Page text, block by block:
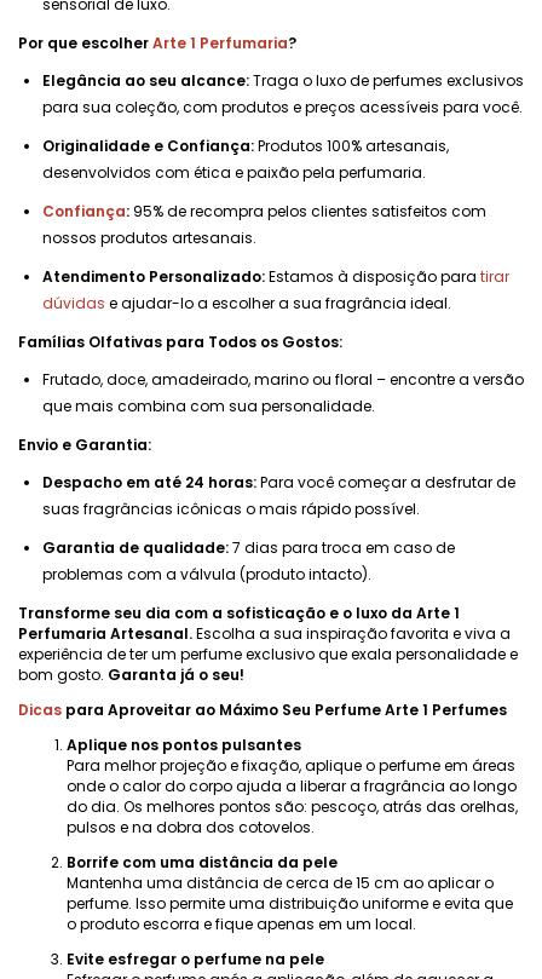
sensorial de luxo.
Por que escolherArte 1 Perfumaria?
Elegância ao seu alcance:Traga o luxo de perfumes exclusivos
para sua coleção, com produtos e preços acessíveis para você.
Originalidade e Confiança:Produtos 100% artesanais,
desenvolvidos com ética e paixão pela perfumaria.
Confiança: 95% de recompra pelos clientes satisfeitos com
nossos produtos artesanais.
Atendimento Personalizado:Estamos à disposição para tirar
dúvidas e ajudar-lo a escolher a sua fragrância ideal.
Famílias Olfativas para Todos os Gostos:
Frutado, doce, amadeirado, marino ou floral – encontre a versão
que mais combina com sua personalidade.
Envio e Garantia:
Despacho em até 24 horas:Para você começar a desfrutar de
suas fragrâncias icônicas o mais rápido possível.
Garantia de qualidade:7 dias para troca em caso de
problemas com a válvula (produto intacto).
Transforme seu dia com a sofisticação e o luxo da Arte 1
Perfumaria Artesanal.Escolha a sua inspiração favorita e viva a
experiência de ter um perfume exclusivo que exala personalidade e
bom gosto. Garanta já o seu!
Dicas para Aproveitar ao Máximo Seu Perfume Arte 1 Perfumes
Aplique nos pontos pulsantes
Para melhor projeção e fixação, aplique o perfume em áreas
onde o calor do corpo ajuda a liberar a fragrância ao longo
do dia. Os melhores pontos são: pescoço, atrás das orelhas,
pulsos e na dobra dos cotovelos.
Borrife com uma distância da pele
Mantenha uma distância de cerca de 15 cm ao aplicar o
perfume. Isso permite uma distribuição uniforme e evita que
o produto escorra e fique apenas em um local.
Evite esfregar o perfume na pele